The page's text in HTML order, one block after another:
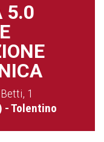
5.0
1
- Tolentino